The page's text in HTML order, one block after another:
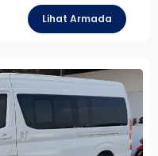
Lihat Armada